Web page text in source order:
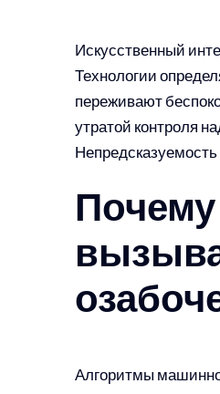
Искусственный
Технологии
переживают
утратой контроля
Алгоритмы